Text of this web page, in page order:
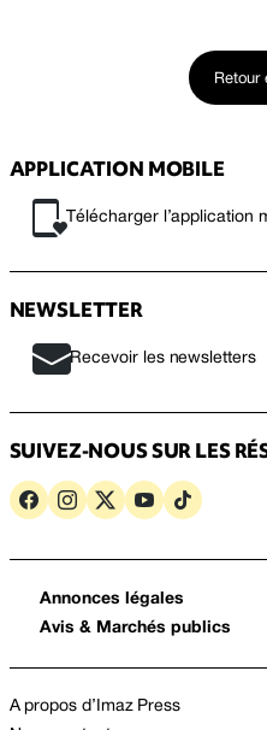
Retour
APPLICATION MOBILE
Télécharger l’application
NEWSLETTER
Recevoir les newsletters
SUIVEZ-NOUS SUR LES
Annonces légales
Avis & Marchés publics
A propos d’Imaz Press